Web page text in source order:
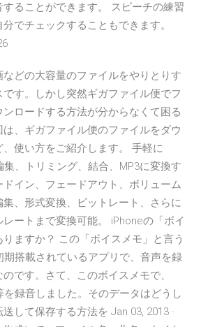
ることができます。 スピーチの練習
でチェックすることもできます。
どの大容量のファイルをやりとりす
す。しかし突然ギガファイル便でフ
ロードする方法が分からなくて困る
、ギガファイル便のファイルをダウ
使い方をご紹介します。 手軽に
、トリミング、結合、MP3に変換す
イン、フェードアウト、ボリューム
、形式変換、ビットレート、さらに
ートまで変換可能。 iPhoneの「ボイ
ますか？ この「ボイスメモ」と言う
期搭載されているアプリで、音声を録
です。さて、このボイスメモで、
録音しました。そのデータはどうし
して保存する方法を Jan 03, 2013 ·